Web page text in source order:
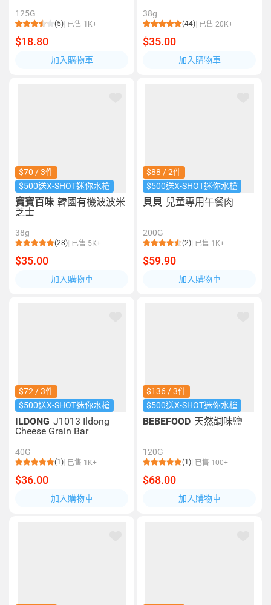
125G
(5) 已售 1K+
$18.80
加入購物車
38g
(44) 已售 20K+
$35.00
加入購物車
$70 / 3件
$500送X-SHOT迷你水槍
寶寶百味 韓國有機波波米
芝士
38g
(28) 已售 5K+
$35.00
加入購物車
$88 / 2件
$500送X-SHOT迷你水槍
貝貝 兒童專用午餐肉
200G
(2) 已售 1K+
$59.90
加入購物車
$72 / 3件
$500送X-SHOT迷你水槍
ILDONG J1013 Ildong
Cheese Grain Bar
40G
(1) 已售 1K+
$36.00
加入購物車
$136 / 3件
$500送X-SHOT迷你水槍
BEBEFOOD 天然調味鹽
120G
(1) 已售 100+
$68.00
加入購物車